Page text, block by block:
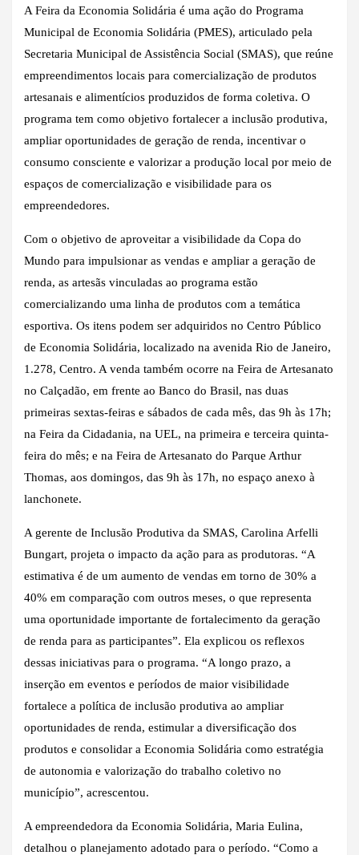
A Feira da Economia Solidária é uma ação do Programa
Municipal de Economia Solidária (PMES), articulado pela
Secretaria Municipal de Assistência Social (SMAS), que reúne
empreendimentos locais para comercialização de produtos
artesanais e alimentícios produzidos de forma coletiva. O
programa tem como objetivo fortalecer a inclusão produtiva,
ampliar oportunidades de geração de renda, incentivar o
consumo consciente e valorizar a produção local por meio de
espaços de comercialização e visibilidade para os
empreendedores.
Com o objetivo de aproveitar a visibilidade da Copa do
Mundo para impulsionar as vendas e ampliar a geração de
renda, as artesãs vinculadas ao programa estão
comercializando uma linha de produtos com a temática
esportiva. Os itens podem ser adquiridos no Centro Público
de Economia Solidária, localizado na avenida Rio de Janeiro,
1.278, Centro. A venda também ocorre na Feira de Artesanato
no Calçadão, em frente ao Banco do Brasil, nas duas
primeiras sextas-feiras e sábados de cada mês, das 9h às 17h;
na Feira da Cidadania, na UEL, na primeira e terceira quinta-
feira do mês; e na Feira de Artesanato do Parque Arthur
Thomas, aos domingos, das 9h às 17h, no espaço anexo à
lanchonete.
A gerente de Inclusão Produtiva da SMAS, Carolina Arfelli
Bungart, projeta o impacto da ação para as produtoras. “A
estimativa é de um aumento de vendas em torno de 30% a
40% em comparação com outros meses, o que representa
uma oportunidade importante de fortalecimento da geração
de renda para as participantes”. Ela explicou os reflexos
dessas iniciativas para o programa. “A longo prazo, a
inserção em eventos e períodos de maior visibilidade
fortalece a política de inclusão produtiva ao ampliar
oportunidades de renda, estimular a diversificação dos
produtos e consolidar a Economia Solidária como estratégia
de autonomia e valorização do trabalho coletivo no
município”, acrescentou.
A empreendedora da Economia Solidária, Maria Eulina,
detalhou o planejamento adotado para o período. “Como a